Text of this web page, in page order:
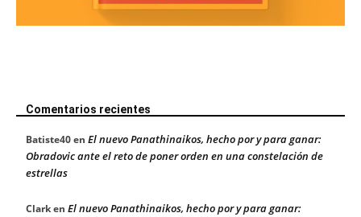
Comentarios recientes
Batiste40en El nuevo Panathinaikos, hecho por y para ganar:
Obradovic ante el reto de poner orden en una constelación de
estrellas
Clarken El nuevo Panathinaikos, hecho por y para ganar: